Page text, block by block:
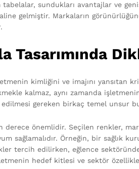
tabelalar, sundukları avantajlar ve
gelmiştir. Markaların
Tasarımında
kimliğini ve imajını
kalmaz, aynı zamanda
gereken birkaç temel unsur
derece önemlidir. Seçilen renkler,
sağlamalıdır. Örneğin, bir sağlık
tercih edilirken, eğlence
hedef kitlesi ve sektör